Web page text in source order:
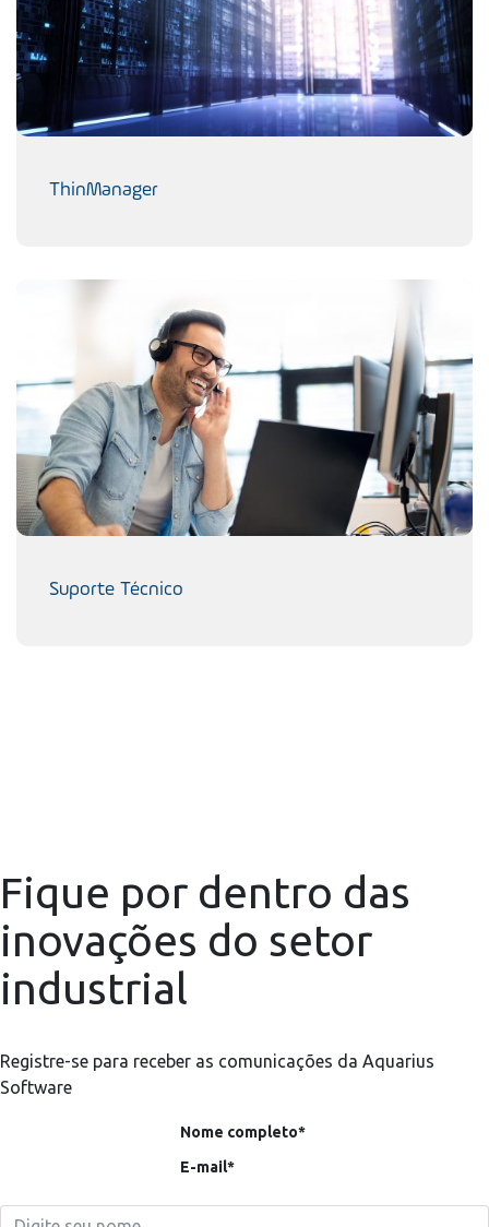
ThinManager
Suporte Técnico
Fique por dentro das
inovações do setor
industrial
Registre-se para receber as comunicações da Aquarius
Software
Nome completo*
E-mail*